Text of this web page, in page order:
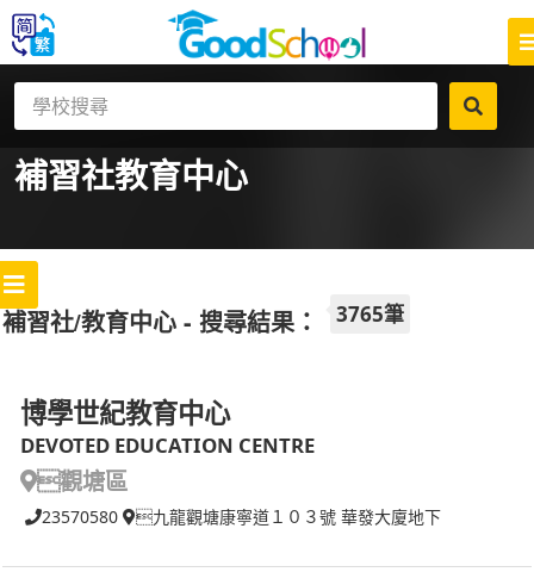
補習社教育中心
補習社/教育中心 - 搜尋結果： 3765筆
博學世紀教育中心
DEVOTED EDUCATION CENTRE
觀塘區
23570580 九龍觀塘康寧道１０３號 華發大廈地下